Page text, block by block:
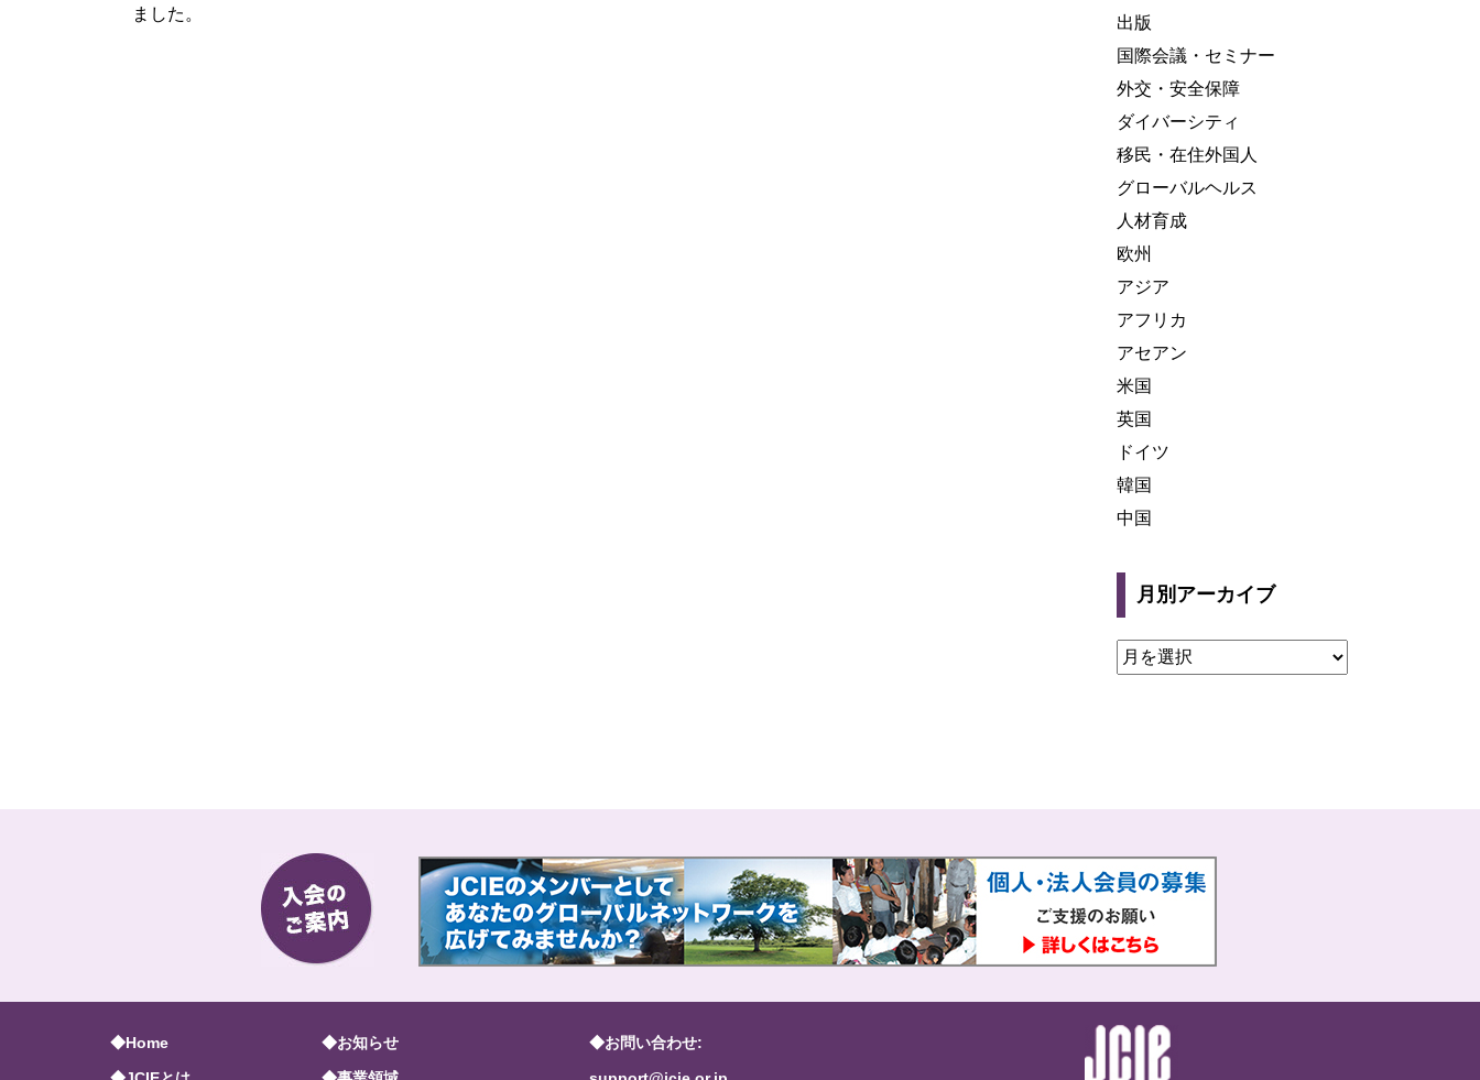
ました。
出版
国際会議・セミナー
外交・安全保障
ダイバーシティ
移民・在住外国人
グローバルヘルス
人材育成
欧州
アジア
アフリカ
アセアン
米国
英国
ドイツ
韓国
中国
月別アーカイブ
◆Home
◆お知らせ
◆お問い合わせ: